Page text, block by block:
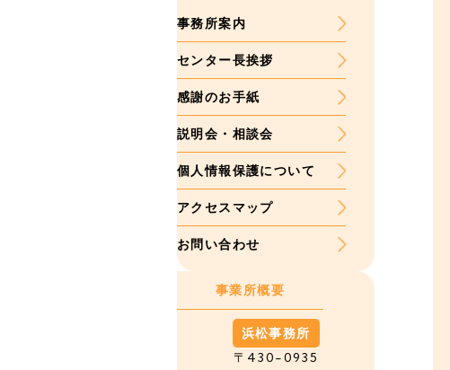
事務所案内
センター長挨拶
感謝のお手紙
説明会・相談会
個人情報保護について
アクセスマップ
お問い合わせ
事業所概要
浜松事務所
〒430-0935